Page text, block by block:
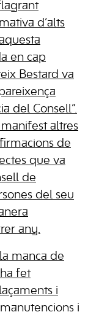
d’alts
en cap
Bestard va
del Consell”.
altres
de
que va
de
del seu
any.
manca de
fet
i
i